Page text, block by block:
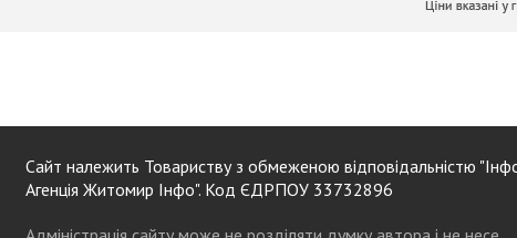
Сайт належить Товариству з обмеженою відповідальністю
Агенція Житомир Інфо". Код ЄДРПОУ 33732896